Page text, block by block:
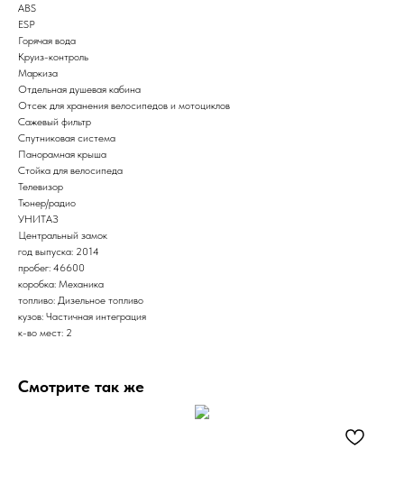
ABS
ESP
Горячая вода
Круиз-контроль
Маркиза
Отдельная душевая кабина
Отсек для хранения велосипедов и мотоциклов
Сажевый фильтр
Спутниковая система
Панорамная крыша
Стойка для велосипеда
Телевизор
Тюнер/радио
УНИТАЗ
Центральный замок
год выпуска: 2014
пробег: 46600
коробка: Механика
топливо: Дизельное топливо
кузов: Частичная интеграция
к-во мест: 2
Смотрите так же